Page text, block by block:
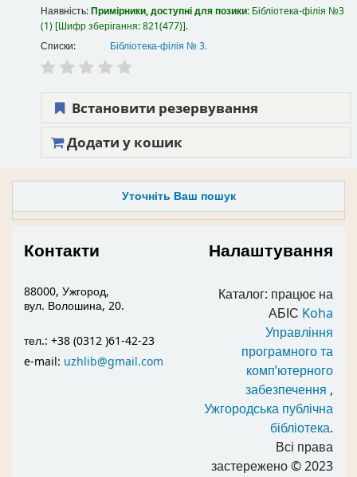
Уточніть Ваш пошук
Наявність:Примірники, доступні для позики: Бібліотека-філія №3
(1) Шифр зберігання:821(477) .
Списки:
Бібліотека-філія № 3.
Встановити резервування
Додати у кошик
Контакти
88000, Ужгород,
вул. Волошина, 20.
тел.: +38 (0312 )61-42-23
e-mail: uzhlib@gmail.com
Налаштування
Каталог: працює на
АБІС Koha
Управління
програмного та
комп’ютерного
забезпечення ,
Ужгородська публічна
бібліотека.
Всі права
застережено© 2023